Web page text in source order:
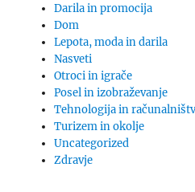
Darila in promocija
Dom
Lepota, moda in darila
Nasveti
Otroci in igrače
Posel in izobraževanje
Tehnologija in
Turizem in okolje
Uncategorized
Zdravje